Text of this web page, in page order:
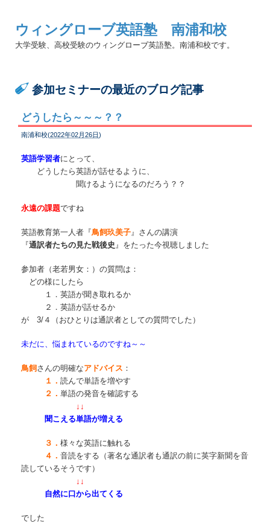
ウィングローブ英語塾 南浦和校
大学受験、高校受験のウィングローブ英語塾。南浦和校です。
参加セミナーの最近のブログ記事
どうしたら～～～？？
南浦和校(2022年02月26日)
英語学習者にとって、
どうしたら英語が話せるように、
聞けるようになるのだろう？？
永遠の課題ですね
英語教育第一人者『鳥飼玖美子』さんの講演
『通訳者たちの見た戦後史』をたった今視聴しました
参加者（老若男女：）の質問は：
どの様にしたら
１．英語が聞き取れるか
２．英語が話せるか
が 3/４（おひとりは通訳者としての質問でした）
未だに、悩まれているのですね～～
鳥飼さんの明確なアドバイス ：
１． 読んで単語を増やす
２． 単語の発音を確認する
↓↓
聞こえる単語が増える
３． 様々な英語に触れる
４． 音読をする（著名な通訳者も通訳の前に英字新聞を音
読しているそうです）
↓↓
自然に口から出てくる
でした